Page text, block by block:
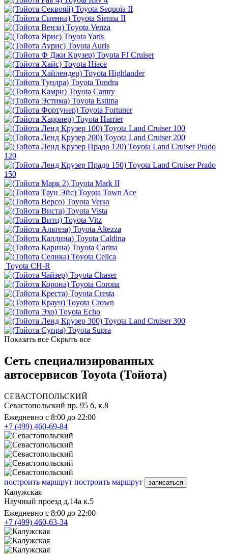
Toyota Sequoia II
Toyota Sienna II
Toyota Venza
Toyota Yaris
Toyota Auris
Toyota FJ Cruiser
Toyota Hiace
Toyota Highlander
Toyota Tundra
Toyota Camry
Toyota Estima
Toyota Fortuner
Toyota Harrier
Toyota Land Cruiser 100
Toyota Land Cruiser 200
Toyota Land Cruiser Prado
120
Toyota Land Cruiser Prado
150
Toyota Mark II
Toyota Town Ace
Toyota Verso
Toyota Vista
Toyota Vitz
Toyota Altezza
Toyota Caldina
Toyota Carina
Toyota Celica
Toyota CH-R
Toyota Chaser
Toyota Corona
Toyota Cresta
Toyota Crown
Toyota Echo
Toyota Land Cruiser 300
Toyota Supra
Показать все Скрыть все
Сеть специализированных
автосервисов Toyota (Тойота)
СЕВАСТОПОЛЬСКИЙ
Севастопольский пр. 95 б, к.8
Ежедневно с 8:00 до 22:00
+7 (499) 460-69-84
построить маршрут построить маршрут записаться
Калужская
Научный проезд д.14а к.5
Ежедневно с 8:00 до 22:00
+7 (499) 460-63-34